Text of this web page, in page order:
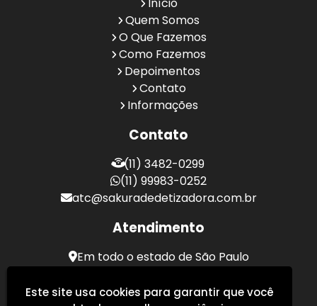
Início
Quem Somos
O Que Fazemos
Como Fazemos
Depoimentos
Contato
Informações
Contato
(11) 3482-0299
(11) 99983-0252
atc@sakuradedetizadora.com.br
Atendimento
Em todo o estado de São Paulo
Este site usa cookies para garantir que você